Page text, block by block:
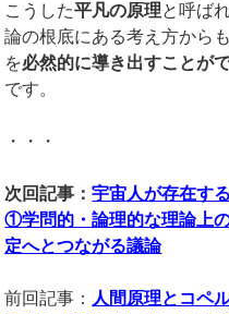
こうした平凡の原理と呼ば
論の根底にある考え方から
を必然的に導き出すことが
です。
・・・
次回記事：宇宙人が存在す
①学問的・論理的な理論上
定へとつながる議論
前回記事： 人間原理とコペ